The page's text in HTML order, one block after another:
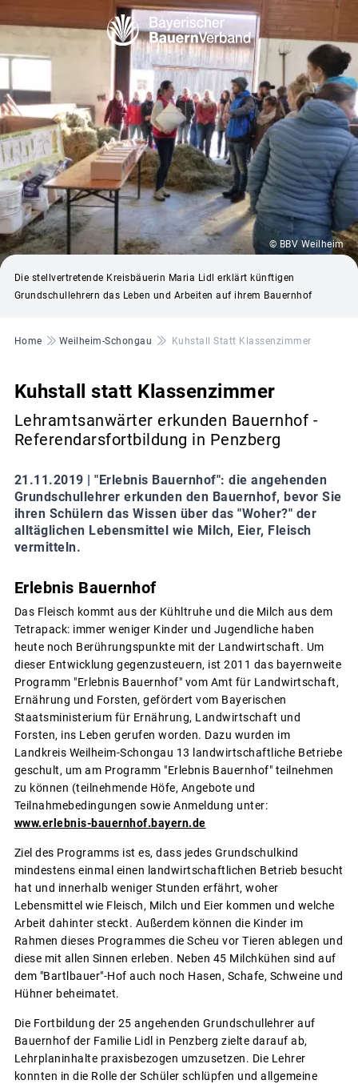
© BBV Weilheim
Die stellvertretende Kreisbäuerin Maria Lidl erklärt künftigen
Grundschullehrern das Leben und Arbeiten auf ihrem Bauernhof
Pfadnavigation
Home Weilheim-Schongau Kuhstall Statt Klassenzimmer
Kuhstall statt Klassenzimmer
Lehramtsanwärter erkunden Bauernhof -
Referendarsfortbildung in Penzberg
21.11.2019 | "Erlebnis Bauernhof": die angehenden
Grundschullehrer erkunden den Bauernhof, bevor Sie
ihren Schülern das Wissen über das "Woher?" der
alltäglichen Lebensmittel wie Milch, Eier, Fleisch
vermitteln.
Erlebnis Bauernhof
Das Fleisch kommt aus der Kühltruhe und die Milch aus dem
Tetrapack: immer weniger Kinder und Jugendliche haben
heute noch Berührungspunkte mit der Landwirtschaft. Um
dieser Entwicklung gegenzusteuern, ist 2011 das bayernweite
Programm "Erlebnis Bauernhof" vom Amt für Landwirtschaft,
Ernährung und Forsten, gefördert vom Bayerischen
Staatsministerium für Ernährung, Landwirtschaft und
Forsten, ins Leben gerufen worden. Dazu wurden im
Landkreis Weilheim-Schongau 13 landwirtschaftliche Betriebe
geschult, um am Programm "Erlebnis Bauernhof" teilnehmen
zu können (teilnehmende Höfe, Angebote und
Teilnahmebedingungen sowie Anmeldung unter:
www.erlebnis-bauernhof.bayern.de
Ziel des Programms ist es, dass jedes Grundschulkind
mindestens einmal einen landwirtschaftlichen Betrieb besucht
hat und innerhalb weniger Stunden erfährt, woher
Lebensmittel wie Fleisch, Milch und Eier kommen und welche
Arbeit dahinter steckt. Außerdem können die Kinder im
Rahmen dieses Programmes die Scheu vor Tieren ablegen und
diese mit allen Sinnen erleben. Neben 45 Milchkühen sind auf
dem "Bartlbauer"-Hof auch noch Hasen, Schafe, Schweine und
Hühner beheimatet.
Die Fortbildung der 25 angehenden Grundschullehrer auf
Bauernhof der Familie Lidl in Penzberg zielte darauf ab,
Lehrplaninhalte praxisbezogen umzusetzen. Die Lehrer
konnten in die Rolle der Schüler schlüpfen und allgemeine